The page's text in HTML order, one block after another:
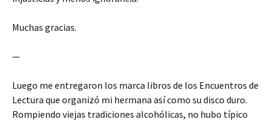
Muchas gracias.
—
Luego me entregaron los marca libros de los Encuentros de
Lectura que organizó mi hermana así como su disco duro.
Rompiendo viejas tradiciones alcohólicas, no hubo típico